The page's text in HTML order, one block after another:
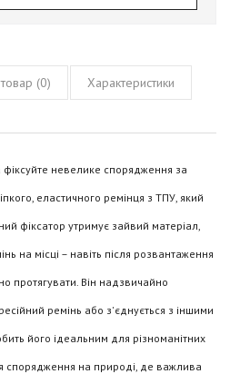
(0) Характеристики
фіксуйте невелике спорядження за
еластичного ремінця з ТПУ, який
фіксатор утримує зайвий матеріал,
на місці – навіть після розвантаження
протягувати. Він надзвичайно
ремінь або з'єднується з іншими
його ідеальним для різноманітних
спорядження на природі, де важлива